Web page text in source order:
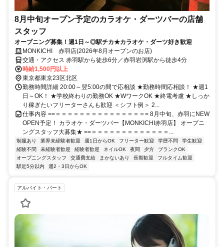
8月中旬オープン予定のカラオケ・ダーツバーの店舗
スタッフ
オープニング募集！週1日～◎駅チカ★カラオケ・ダーツ好き歓迎
MONKICHI 赤羽店(2026年8月オープンのお店)
交通・アクセス 赤羽駅から徒歩6分／赤羽岩渕駅から徒歩4分
時給1,500円以上
東京都東京23区北区
勤務時間詳細 20:00～翌5:00の間で応相談 ★勤務時間応相談！ ★週1
日～OK！ ★学校終わりの勤務OK ★WワークOK ★終電考慮 ★しっか
り稼ぎたいフリーターさんも歓迎 ＜シフト例＞ 2...
仕事内容 ==＝＝＝＝＝＝＝＝＝＝＝＝＝＝＝= 8月中旬、赤羽にNEW
OPEN予定！ カラオケ・ダーツバー【MONKICHI赤羽店】 オープニ
ングスタッフ大募集★ ==＝＝＝＝＝＝＝＝＝＝＝＝＝...
制服あり 業界未経験者歓迎 週1日からOK フリーター歓迎 学歴不問
学生歓迎
経験不問
未経験者歓迎 経験者歓迎 ネイルOK 夜間 夕方
ブランクOK
オープニングスタッフ
交通費支給 まかないあり 長期歓迎
フルタイム歓迎
駅近5分以内
週2・3日からOK
アルバイト・パート